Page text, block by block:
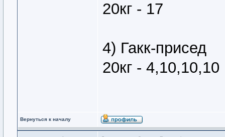
20кг - 17
4) Гакк-присед
20кг - 4,10,10,10
Вернуться к началу